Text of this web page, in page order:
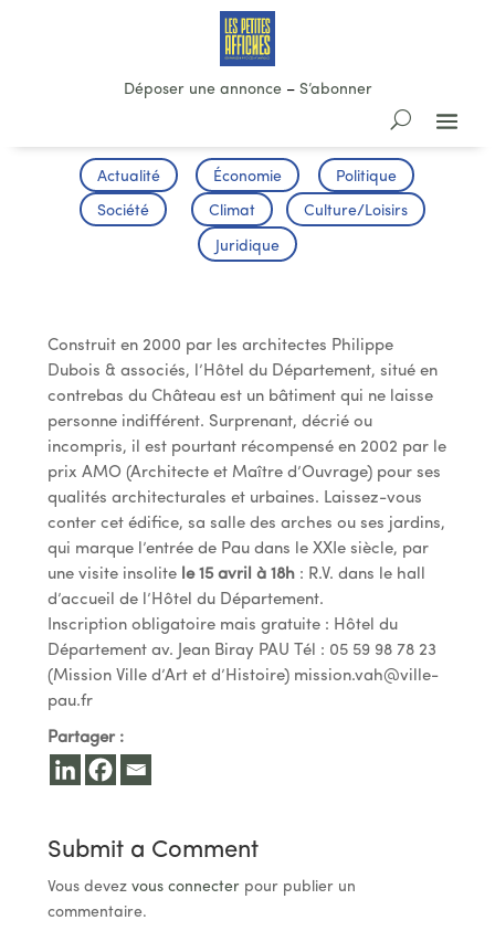
Déposer une annonce– S’abonner
Actualité Économie Politique
Société Climat Culture/Loisirs
Juridique
Construit en 2000 par les architectes Philippe
Dubois & associés, l’Hôtel du Département, situé en
contrebas du Château est un bâtiment qui ne laisse
personne indifférent. Surprenant, décrié ou
incompris, il est pourtant récompensé en 2002 par le
prix AMO (Architecte et Maître d’Ouvrage) pour ses
qualités architecturales et urbaines. Laissez-vous
conter cet édifice, sa salle des arches ou ses jardins,
qui marque l’entrée de Pau dans le XXIe siècle, par
une visite insolite le 15 avril à 18h: R.V. dans le hall
d’accueil de l’Hôtel du Département.
Inscription obligatoire mais gratuite : Hôtel du
Département av. Jean Biray PAU Tél : 05 59 98 78 23
(Mission Ville d’Art et d’Histoire) mission.vah@ville-
pau.fr
Partager :
Submit a Comment
Vous devez vous connecterpour publier un
commentaire.